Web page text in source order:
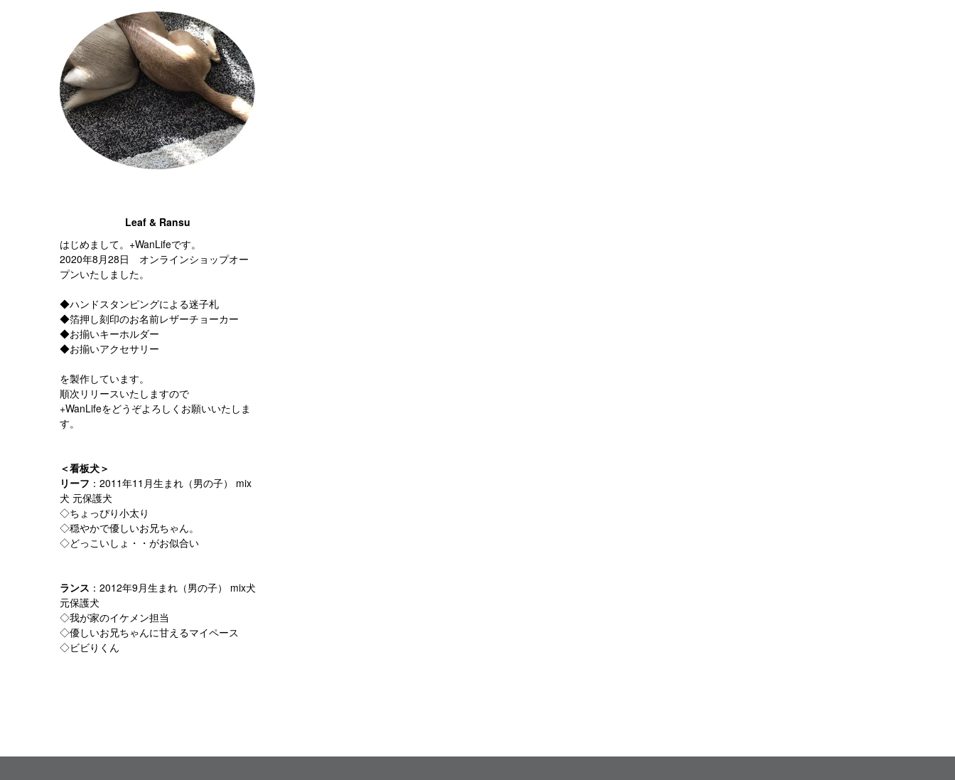
Leaf & Ransu
はじめまして。+WanLifeです。
2020年8月28日 オンラインショップオー
プンいたしました。
◆ハンドスタンピングによる迷子札
◆箔押し刻印のお名前レザーチョーカー
◆お揃いキーホルダー
◆お揃いアクセサリー
を製作しています。
順次リリースいたしますので
+WanLifeをどうぞよろしくお願いいたしま
す。
＜看板犬＞
リーフ ：2011年11月生まれ（男の子） mix
犬 元保護犬
◇ちょっぴり小太り
◇穏やかで優しいお兄ちゃん。
◇どっこいしょ・・がお似合い
ランス ：2012年9月生まれ（男の子） mix犬
元保護犬
◇我が家のイケメン担当
◇優しいお兄ちゃんに甘えるマイペース
◇ビビりくん